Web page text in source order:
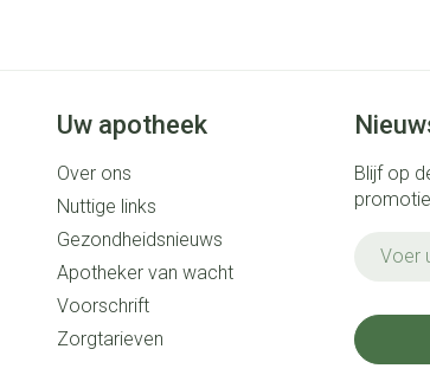
Uw apotheek
Over ons
Nuttige links
Gezondheidsnieuws
Apotheker van wacht
Voorschrift
Zorgtarieven
Blijf op